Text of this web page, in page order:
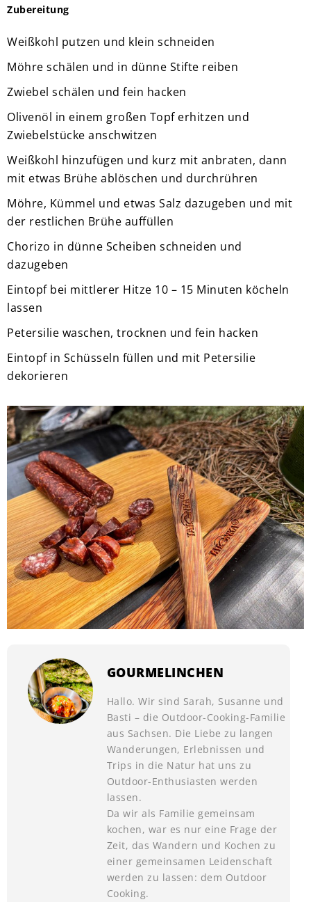
Zubereitung
Weißkohl putzen und klein schneiden
Möhre schälen und in dünne Stifte reiben
Zwiebel schälen und fein hacken
Olivenöl in einem großen Topf erhitzen und
Zwiebelstücke anschwitzen
Weißkohl hinzufügen und kurz mit anbraten, dann
mit etwas Brühe ablöschen und durchrühren
Möhre, Kümmel und etwas Salz dazugeben und mit
der restlichen Brühe auffüllen
Chorizo in dünne Scheiben schneiden und
dazugeben
Eintopf bei mittlerer Hitze 10 – 15 Minuten köcheln
lassen
Petersilie waschen, trocknen und fein hacken
Eintopf in Schüsseln füllen und mit Petersilie
dekorieren
GOURMELINCHEN
Hallo. Wir sind Sarah, Susanne und
Basti – die Outdoor-Cooking-Familie
aus Sachsen. Die Liebe zu langen
Wanderungen, Erlebnissen und
Trips in die Natur hat uns zu
Outdoor-Enthusiasten werden
lassen.
Da wir als Familie gemeinsam
kochen, war es nur eine Frage der
Zeit, das Wandern und Kochen zu
einer gemeinsamen Leidenschaft
werden zu lassen: dem Outdoor
Cooking.